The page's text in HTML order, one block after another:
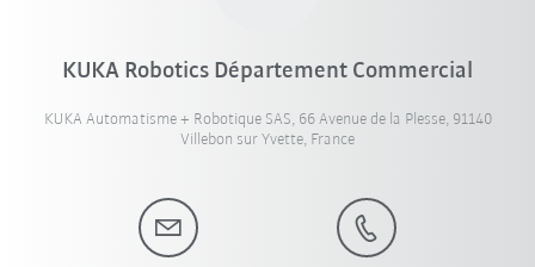
KUKA Robotics Département Commercial
KUKA Automatisme + Robotique SAS, 66 Avenue de la Plesse, 91140
Villebon sur Yvette, France